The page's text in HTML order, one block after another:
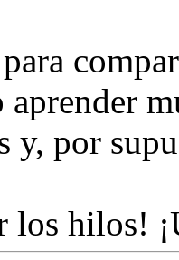
y, por
los hilos!